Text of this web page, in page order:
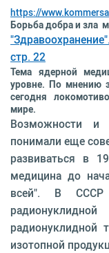
https://
Борьба добра и зла
стр. 22
Тема ядерной
уровне. По мнению
сегодня
мире.
Возможности и
понимали еще
развиваться в
медицина до
всей". В СССР
радионуклидной
изотопной